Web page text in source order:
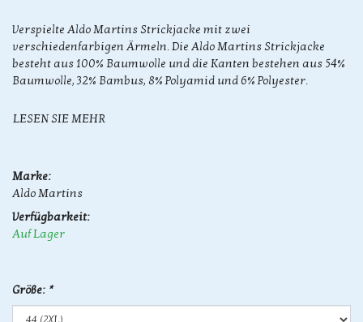
Verspielte Aldo Martins Strickjacke mit zwei
verschiedenfarbigen Ärmeln. Die Aldo Martins Strickjacke
besteht aus 100% Baumwolle und die Kanten bestehen aus 54%
Baumwolle, 32% Bambus, 8% Polyamid und 6% Polyester.
LESEN SIE MEHR
Marke:
Aldo Martins
Verfügbarkeit:
Auf Lager
Größe: *